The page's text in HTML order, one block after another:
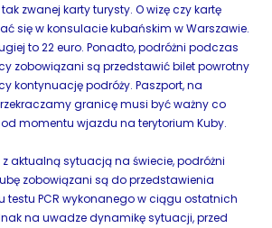
zwanej karty turysty. O wizę czy kartę
się w konsulacie kubańskim w Warszawie.
to 22 euro. Ponadto, podróżni podczas
zobowiązani są przedstawić bilet powrotny
kontynuację podróży. Paszport, na
granicę musi być ważny co
momentu wjazdu na terytorium Kuby.
z aktualną sytuacją na świecie, podróżni
zobowiązani są do przedstawienia
testu PCR wykonanego w ciągu ostatnich
na uwadze dynamikę sytuacji, przed